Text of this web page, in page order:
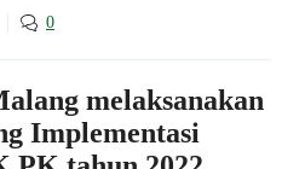
0
melaksanakan
Implementasi